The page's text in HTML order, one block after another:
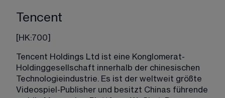
Tencent
[HK:700]
Tencent Holdings Ltd ist eine Konglomerat-
Holdinggesellschaft innerhalb der chinesischen
Technologieindustrie. Es ist der weltweit größte
Videospiel-Publisher und besitzt Chinas führende